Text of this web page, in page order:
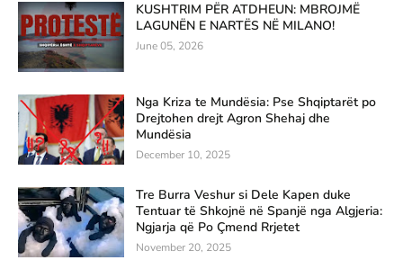
KUSHTRIM PËR ATDHEUN: MBROJMË
LAGUNËN E NARTËS NË MILANO!
June 05, 2026
Nga Kriza te Mundësia: Pse Shqiptarët po
Drejtohen drejt Agron Shehaj dhe
Mundësia
December 10, 2025
Tre Burra Veshur si Dele Kapen duke
Tentuar të Shkojnë në Spanjë nga Algjeria:
Ngjarja që Po Çmend Rrjetet
November 20, 2025